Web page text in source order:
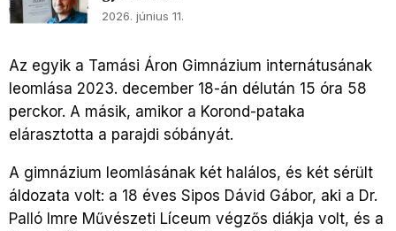
2026. június 11.
Az egyik a Tamási Áron Gimnázium internátusának
leomlása 2023. december 18-án délután 15 óra 58
perckor. A másik, amikor a Korond-pataka
elárasztotta a parajdi sóbányát.
A gimnázium leomlásának két halálos, és két sérült
áldozata volt: a 18 éves Sipos Dávid Gábor, aki a Dr.
Palló Imre Művészeti Líceum végzős diákja volt, és a